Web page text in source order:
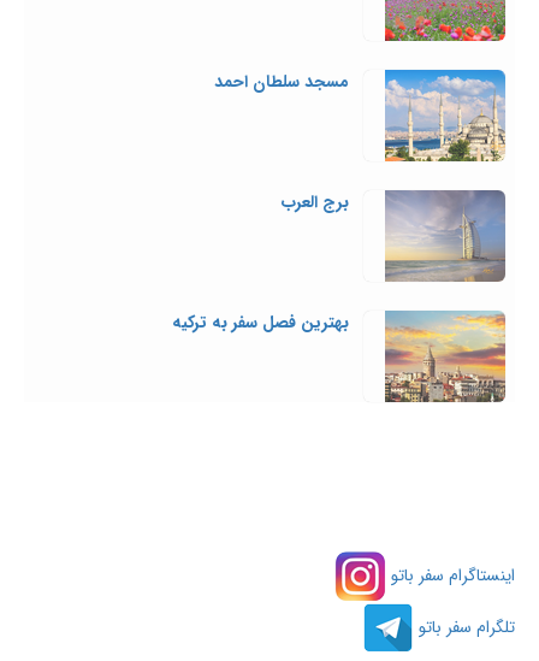
مسجد سلطان احمد
برج العرب
بهترین فصل سفر به ترکیه
اینستاگرام سفر باتو
تلگرام سفر باتو